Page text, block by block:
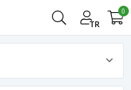
TR
0